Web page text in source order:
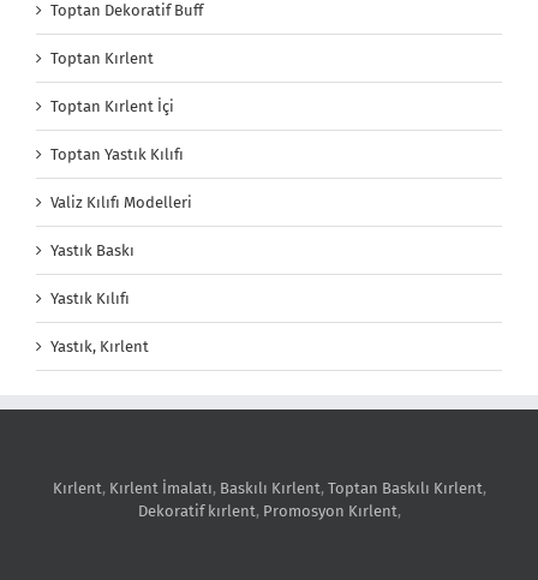
Toptan Dekoratif Buff
Toptan Kırlent
Toptan Kırlent İçi
Toptan Yastık Kılıfı
Valiz Kılıfı Modelleri
Yastık Baskı
Yastık Kılıfı
Yastık, Kırlent
Kırlent, Kırlent İmalatı, Baskılı Kırlent, Toptan Baskılı Kırlent,
Dekoratif kırlent, Promosyon Kırlent,